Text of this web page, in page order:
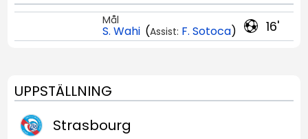
16'
Mål
S. Wahi (Assist: F. Sotoca)
UPPSTÄLLNING
Strasbourg